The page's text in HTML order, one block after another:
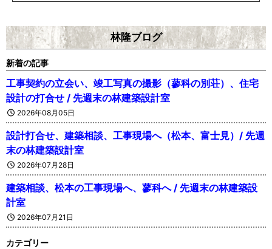
林隆ブログ
新着の記事
工事契約の立会い、竣工写真の撮影（蓼科の別荘）、住宅
設計の打合せ / 先週末の林建築設計室
2026年08月05日
設計打合せ、建築相談、工事現場へ（松本、富士見）/ 先週
末の林建築設計室
2026年07月28日
建築相談、松本の工事現場へ、蓼科へ / 先週末の林建築設
計室
2026年07月21日
カテゴリー